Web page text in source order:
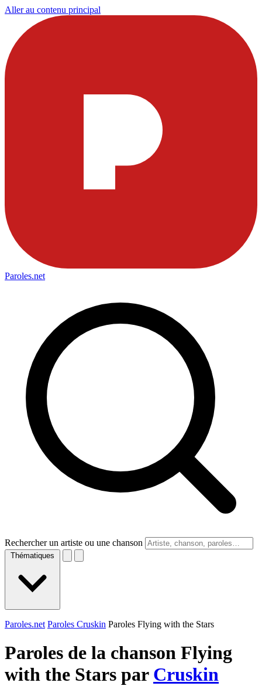
Aller au contenu principal
Paroles.net
Rechercher un artiste ou une chanson
Thématiques
Paroles.net Paroles Cruskin Paroles Flying with the Stars
Paroles de la chanson Flying
with the Stars par Cruskin